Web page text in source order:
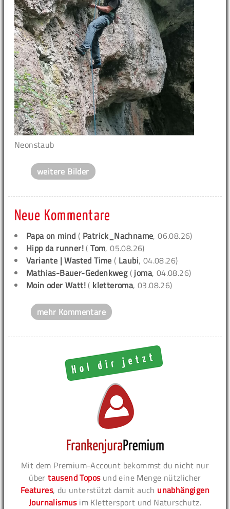
Neonstaub
weitere Bilder
Neue Kommentare
Papa on mind ( Patrick_Nachname, 06.08.26)
Hipp da runner! (Tom, 05.08.26)
Variante | Wasted Time ( Laubi, 04.08.26)
Mathias-Bauer-Gedenkweg( joma, 04.08.26)
Moin oder Watt! ( kletteroma, 03.08.26)
mehr Kommentare
Mit dem Premium-Account bekommst du nicht nur
übertausend Toposund eine Menge nützlicher
Features, du unterstützt damit auch unabhängigen
Journalismusim Klettersport und Naturschutz.